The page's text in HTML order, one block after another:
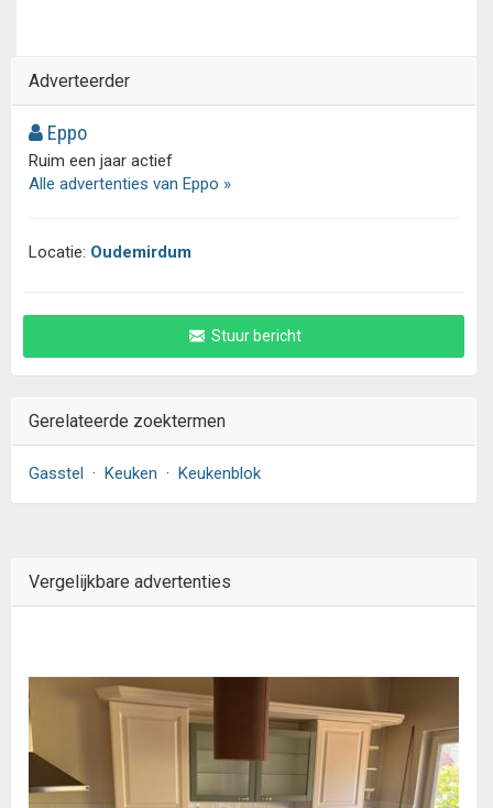
Adverteerder
Eppo
Ruim een jaar actief
Alle advertenties van Eppo »
Locatie: Oudemirdum
Stuur bericht
Gerelateerde zoektermen
Gasstel · Keuken · Keukenblok
Vergelijkbare advertenties